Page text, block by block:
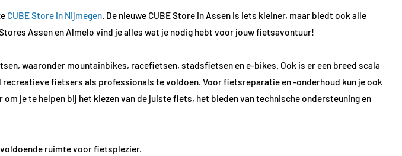
CUBE Store in Nijmegen. De nieuwe CUBE Store in Assen is iets kleiner, maar biedt ook alle
Assen en Almelo vind je alles wat je nodig hebt voor jouw fietsavontuur!
waaronder mountainbikes, racefietsen, stadsfietsen en e-bikes. Ook is er een breed scala
fietsers als professionals te voldoen. Voor fietsreparatie en -onderhoud kun je ook
je te helpen bij het kiezen van de juiste fiets, het bieden van technische ondersteuning en
ruimte voor fietsplezier.